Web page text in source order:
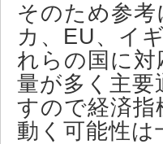
そのため参
カ、EU、イ
れらの国に
量が多く主
すので経済
動く可能性は